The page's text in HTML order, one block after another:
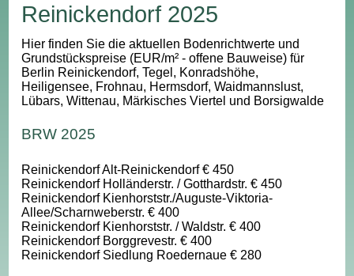
Reinickendorf 2025
Hier finden Sie die aktuellen Bodenrichtwerte und
Grundstückspreise (EUR/m² - offene Bauweise) für
Berlin Reinickendorf, Tegel, Konradshöhe,
Heiligensee, Frohnau, Hermsdorf, Waidmannslust,
Lübars, Wittenau, Märkisches Viertel und Borsigwalde
BRW 2025
Reinickendorf Alt-Reinickendorf € 450
Reinickendorf Holländerstr. / Gotthardstr. € 450
Reinickendorf Kienhorststr./Auguste-Viktoria-
Allee/Scharnweberstr. € 400
Reinickendorf Kienhorststr. / Waldstr. € 400
Reinickendorf Borggrevestr. € 400
Reinickendorf Siedlung Roedernaue € 280